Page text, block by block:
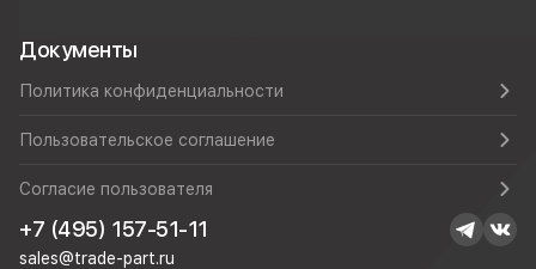
Документы
Политика конфиденциальности
Пользовательское соглашение
Согласие пользователя
+7 (495) 157-51-11
sales@trade-part.ru